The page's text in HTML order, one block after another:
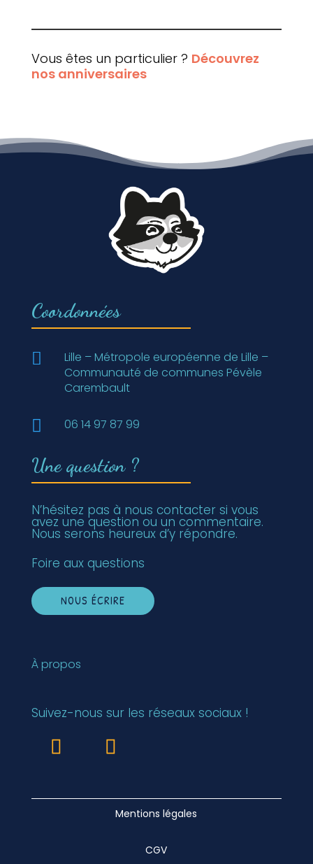
Vous êtes un particulier ? Découvrez
nos anniversaires
Coordonnées

Lille – Métropole européenne de Lille –
Communauté de communes Pévèle
Carembault
 06 14 97 87 99
Une question ?
N’hésitez pas à nous contacter si vous
avez une question ou un commentaire.
Nous serons heureux d’y répondre.
Foire aux questions
NOUS ÉCRIRE
À propos
Suivez-nous sur les réseaux sociaux !
Mentions légales
CGV